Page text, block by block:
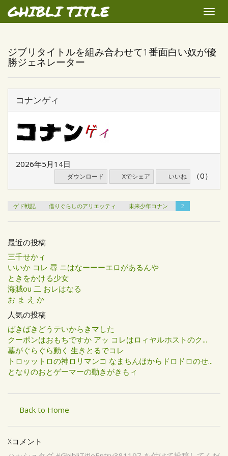
GHIBLI TITLE
Toggle
ジブリタイトルを組み合わせて1番面白い奴が優
勝ジェネレーター
コナンゲィ
2026年5月14日
ダウンロード Xでシェア いいね （0）
ゲド戦記 借りぐらしのアリエッティ 未来少年コナン 2
最近の投稿
三千せかィ
いいか コレ 尋 ニはなーーーエロがあるんや
ときをかける少女
海賊ou 二 おレはなる
お ま え か
人気の投稿
ばきばきどうテいからきマした
クーポンはおもちですか アッ コレはロィヤルホストのク...
墓がぐらぐら動く 生きとるでコレ
トロッットロの神ロリマンコ なまちんぽからドロドロのせ...
となりのおとゲーマーの動きがきもィ
Back to Home
Xコメント